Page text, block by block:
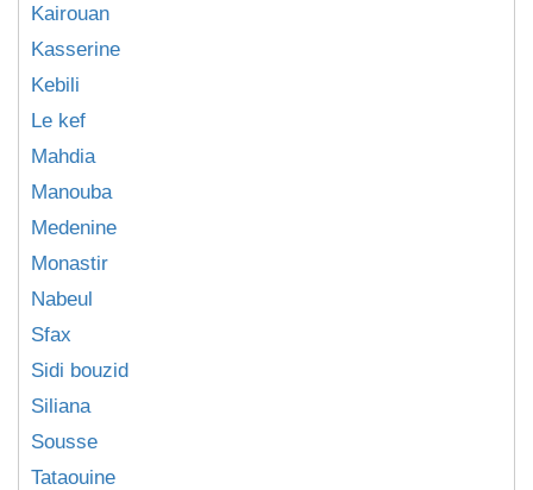
Kairouan
Kasserine
Kebili
Le kef
Mahdia
Manouba
Medenine
Monastir
Nabeul
Sfax
Sidi bouzid
Siliana
Sousse
Tataouine